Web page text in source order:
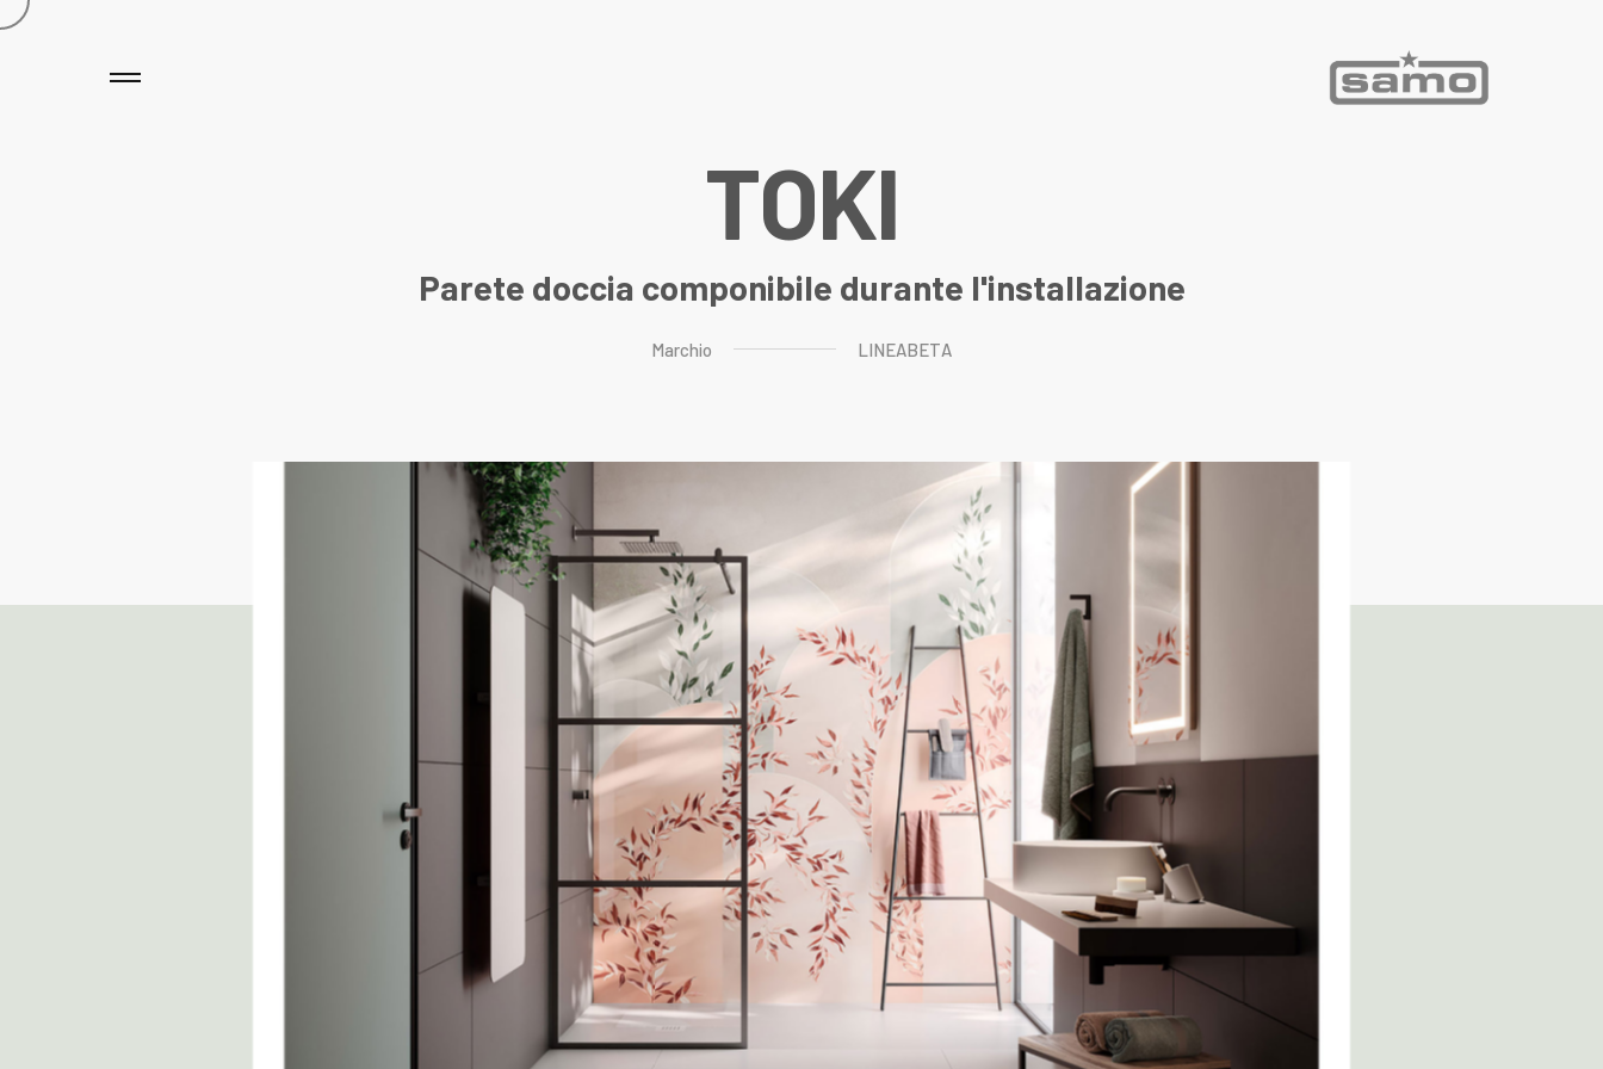
TOKI
Parete doccia componibile durante l'installazione
Marchio LINEABETA